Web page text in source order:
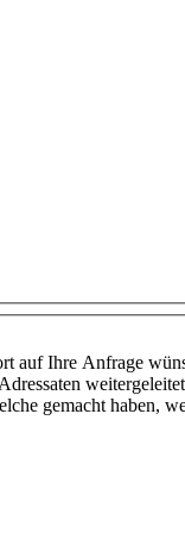
Ihre Anfrage
gemacht haben,